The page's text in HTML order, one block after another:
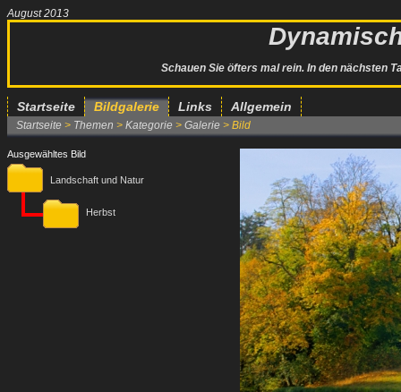
August 2013
Schauen Sie öfters mal rein. In den nächsten
Startseite Bildgalerie Links Allgemein
Startseite > Themen > Kategorie > Galerie > Bild
Ausgewähltes Bild
Landschaft und Natur
Herbst